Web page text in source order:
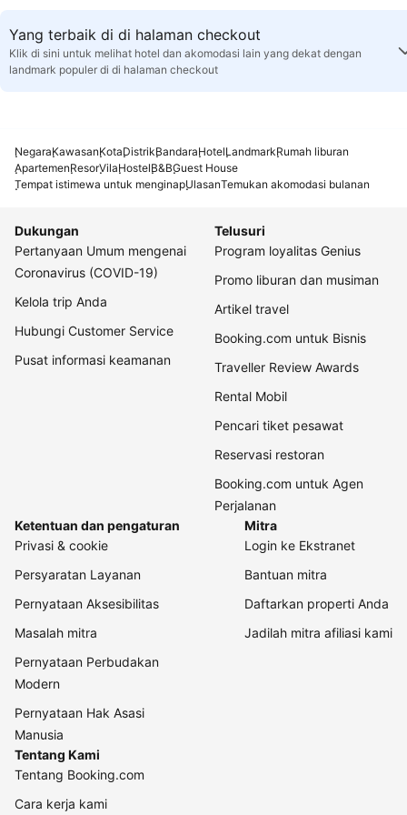
Yang terbaik di di halaman checkout
Klik di sini untuk melihat hotel dan akomodasi lain yang dekat dengan
landmark populer di di halaman checkout
NegaraKawasanKotaDistrikBandaraHotelLandmarkRumah liburan
ApartemenResorVilaHostelB&BGuest House
Tempat istimewa untuk menginapUlasanTemukan akomodasi bulanan
Dukungan
Pertanyaan Umum mengenai
Coronavirus (COVID-19)
Kelola trip Anda
Hubungi Customer Service
Pusat informasi keamanan
Telusuri
Program loyalitas Genius
Promo liburan dan musiman
Artikel travel
Booking.com untuk Bisnis
Traveller Review Awards
Rental Mobil
Pencari tiket pesawat
Reservasi restoran
Booking.com untuk Agen
Perjalanan
Ketentuan dan pengaturan
Privasi & cookie
Persyaratan Layanan
Pernyataan Aksesibilitas
Masalah mitra
Pernyataan Perbudakan
Modern
Pernyataan Hak Asasi
Manusia
Mitra
Login ke Ekstranet
Bantuan mitra
Daftarkan properti Anda
Jadilah mitra afiliasi kami
Tentang Kami
Tentang Booking.com
Cara kerja kami